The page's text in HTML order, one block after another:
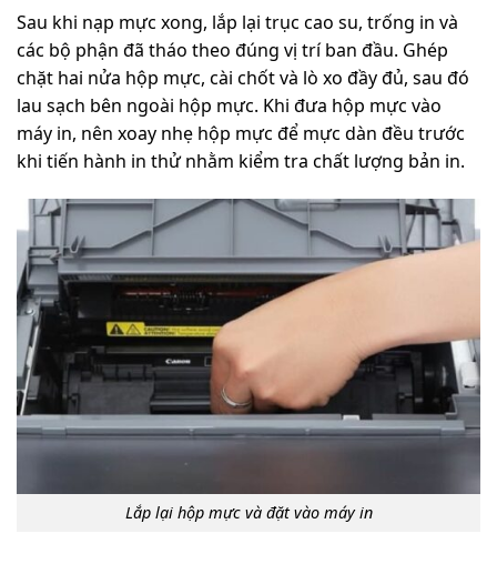
Sau khi nạp mực xong, lắp lại trục cao su, trống in và
các bộ phận đã tháo theo đúng vị trí ban đầu. Ghép
chặt hai nửa hộp mực, cài chốt và lò xo đầy đủ, sau đó
lau sạch bên ngoài hộp mực. Khi đưa hộp mực vào
máy in, nên xoay nhẹ hộp mực để mực dàn đều trước
khi tiến hành in thử nhằm kiểm tra chất lượng bản in.
Lắp lại hộp mực và đặt vào máy in